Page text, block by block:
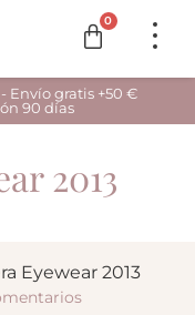
0
Envío gratis +50 €
90 días
2013
Eyewear 2013